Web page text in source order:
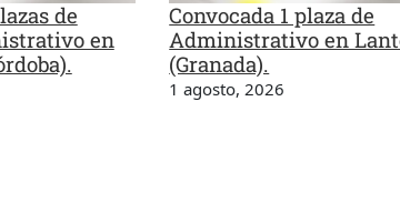
de
en
Convocada 1 plaza de
Administrativo en
(Granada).
1 agosto, 2026